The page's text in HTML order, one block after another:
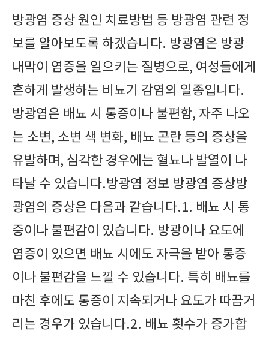
방광염 증상 원인 치료방법 등 방광염 관련 정
보를 알아보도록 하겠습니다. 방광염은 방광
내막이 염증을 일으키는 질병으로, 여성들에게
흔하게 발생하는 비뇨기 감염의 일종입니다.
방광염은 배뇨 시 통증이나 불편함, 자주 나오
는 소변, 소변 색 변화, 배뇨 곤란 등의 증상을
유발하며, 심각한 경우에는 혈뇨나 발열이 나
타날 수 있습니다.방광염 정보 방광염 증상방
광염의 증상은 다음과 같습니다.1. 배뇨 시 통
증이나 불편감이 있습니다. 방광이나 요도에
염증이 있으면 배뇨 시에도 자극을 받아 통증
이나 불편감을 느낄 수 있습니다. 특히 배뇨를
마친 후에도 통증이 지속되거나 요도가 따끔거
리는 경우가 있습니다.2. 배뇨 횟수가 증가합